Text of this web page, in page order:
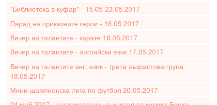
"Библиотека в куфар" - 15.05-23.05.2017
Парад на приказните герои - 16.05.2017
Вечер на талантите - карате 16.05.2017
Вечер на талантите - английски език 17.05.2017
Вечер на талантите анг. език - трета възрастова група
18.05.2017
Мини-шампионска лига по футбол 20.05.2017